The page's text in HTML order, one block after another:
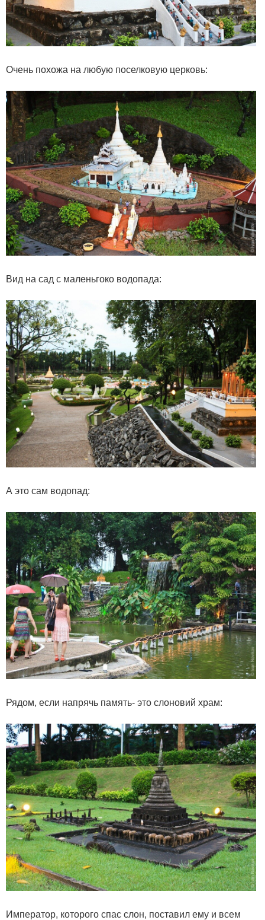
Очень похожа на любую поселковую церковь:
Вид на сад с маленьгоко водопада:
А это сам водопад:
Рядом, если напрячь память- это слоновий храм:
Император, которого спас слон, поставил ему и всем